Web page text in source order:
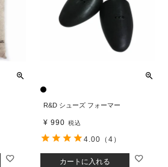
R&D シューズ フォーマー
¥ 990 税込
カートに入れる
4.00 （4）